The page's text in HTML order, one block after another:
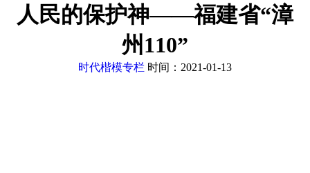
人民的保护神——福建省“漳
州110”
时代楷模专栏 时间：2021-01-13